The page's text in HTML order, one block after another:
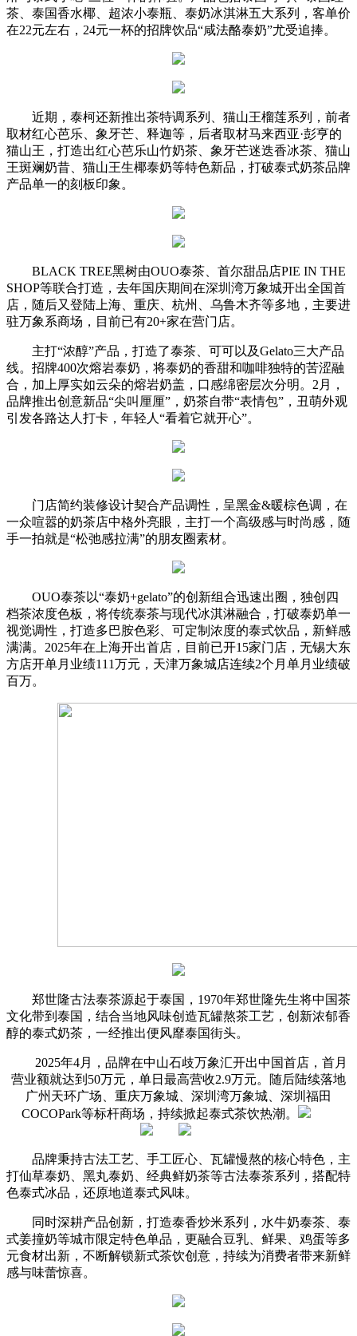
茶、泰国香水椰、超浓小泰瓶、泰奶冰淇淋五大系列，客单价
在22元左右，24元一杯的招牌饮品“咸法酪泰奶”尤受追捧。
近期，泰柯还新推出茶特调系列、猫山王榴莲系列，前者
取材红心芭乐、象牙芒、释迦等，后者取材马来西亚·彭亨的
猫山王，打造出红心芭乐山竹奶茶、象牙芒迷迭香冰茶、猫山
王斑斓奶昔、猫山王生椰泰奶等特色新品，打破泰式奶茶品牌
产品单一的刻板印象。
BLACK TREE黑树由OUO泰茶、首尔甜品店PIE IN THE
SHOP等联合打造，去年国庆期间在深圳湾万象城开出全国首
店，随后又登陆上海、重庆、杭州、乌鲁木齐等多地，主要进
驻万象系商场，目前已有20+家在营门店。
主打“浓醇”产品，打造了泰茶、可可以及Gelato三大产品
线。招牌400次熔岩泰奶，将泰奶的香甜和咖啡独特的苦涩融
合，加上厚实如云朵的熔岩奶盖，口感绵密层次分明。2月，
品牌推出创意新品“尖叫厘厘”，奶茶自带“表情包”，丑萌外观
引发各路达人打卡，年轻人“看着它就开心”。
门店简约装修设计契合产品调性，呈黑金&暖棕色调，在
一众喧嚣的奶茶店中格外亮眼，主打一个高级感与时尚感，随
手一拍就是“松弛感拉满”的朋友圈素材。
OUO泰茶以“泰奶+gelato”的创新组合迅速出圈，独创四
档茶浓度色板，将传统泰茶与现代冰淇淋融合，打破泰奶单一
视觉调性，打造多巴胺色彩、可定制浓度的泰式饮品，新鲜感
满满。2025年在上海开出首店，目前已开15家门店，无锡大东
方店开单月业绩111万元，天津万象城店连续2个月单月业绩破
百万。
郑世隆古法泰茶源起于泰国，1970年郑世隆先生将中国茶
文化带到泰国，结合当地风味创造瓦罐熬茶工艺，创新浓郁香
醇的泰式奶茶，一经推出便风靡泰国街头。
2025年4月，品牌在中山石歧万象汇开出中国首店，首月
营业额就达到50万元，单日最高营收2.9万元。随后陆续落地
广州天环广场、重庆万象城、深圳湾万象城、深圳福田
COCOPark等标杆商场，持续掀起泰式茶饮热潮。
品牌秉持古法工艺、手工匠心、瓦罐慢熬的核心特色，主
打仙草泰奶、黑丸泰奶、经典鲜奶茶等古法泰茶系列，搭配特
色泰式冰品，还原地道泰式风味。
同时深耕产品创新，打造泰香炒米系列，水牛奶泰茶、泰
式姜撞奶等城市限定特色单品，更融合豆乳、鲜果、鸡蛋等多
元食材出新，不断解锁新式茶饮创意，持续为消费者带来新鲜
感与味蕾惊喜。